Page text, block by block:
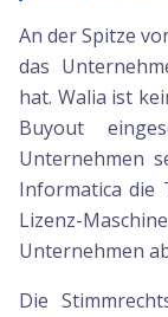
An der Spitze
das
hat. Walia ist
Buyout
Unternehmen
Informatica die
Lizenz-
Unternehmen
Die